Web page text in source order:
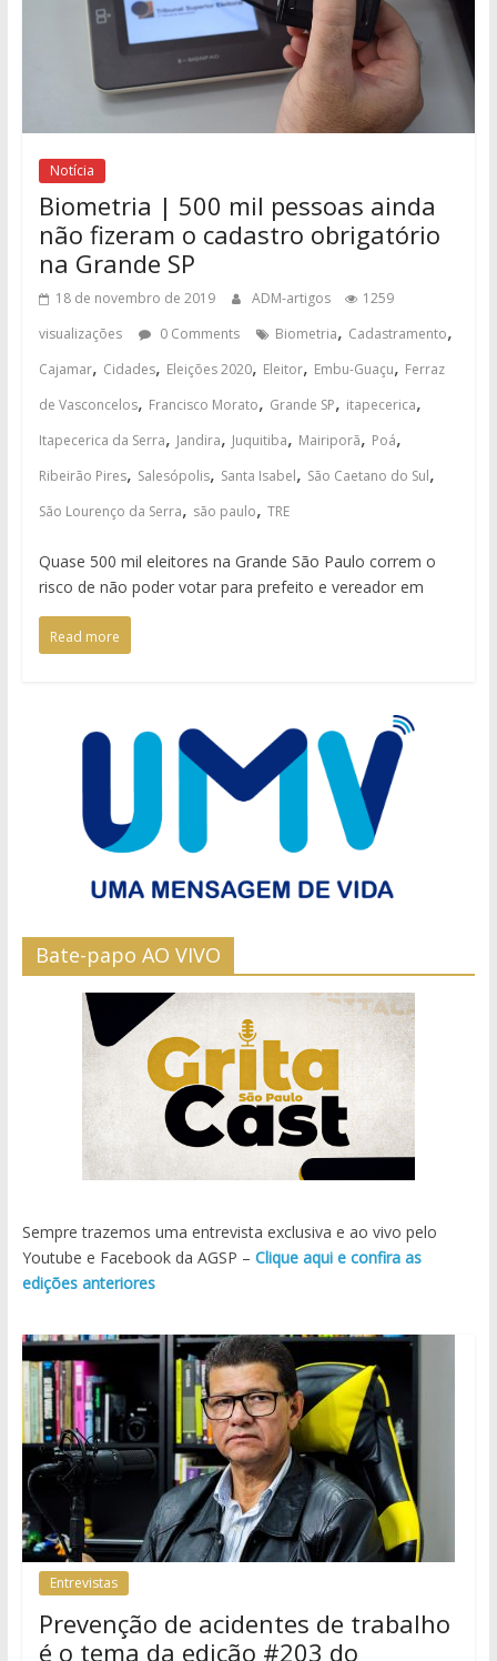
Notícia
Biometria | 500 mil pessoas ainda
não fizeram o cadastro obrigatório
na Grande SP
18 de novembro de 2019 ADM-artigos
1259
visualizações
0 Comments Biometria, Cadastramento,
Cajamar, Cidades, Eleições 2020, Eleitor, Embu-Guaçu, Ferraz
de Vasconcelos, Francisco Morato, Grande SP, itapecerica,
Itapecerica da Serra, Jandira, Juquitiba, Mairiporã, Poá,
Ribeirão Pires, Salesópolis, Santa Isabel, São Caetano do Sul,
São Lourenço da Serra, são paulo, TRE
Quase 500 mil eleitores na Grande São Paulo correm o
risco de não poder votar para prefeito e vereador em
Read more
Bate-papo AO VIVO
Sempre trazemos uma entrevista exclusiva e ao vivo pelo
Youtube e Facebook da AGSP – Clique aqui e confira as
edições anteriores
Entrevistas
Prevenção de acidentes de trabalho
é o tema da edição #203 do